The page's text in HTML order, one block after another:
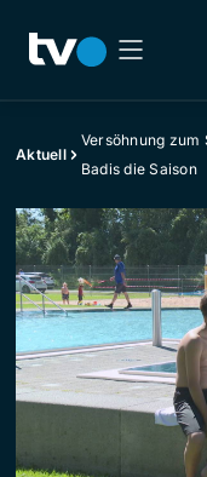
Aktuell
Versöhnung
Badis die Saison